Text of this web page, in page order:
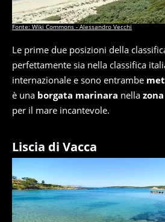
Fonte: Wiki Commons - Alessandro Vecchi
Le prime due posizioni della
perfettamente sia nella classifica
internazionale e sono entrambe
è una borgata marinara nella
per il mare incantevole.
Liscia di Vacca